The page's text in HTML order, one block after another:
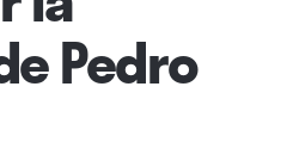
Pedro